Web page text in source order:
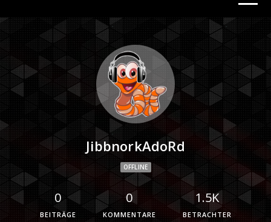
JibbnorkAdoRd
OFFLINE
0
BEITRÄGE
0
KOMMENTARE
1.5K
BETRACHTER